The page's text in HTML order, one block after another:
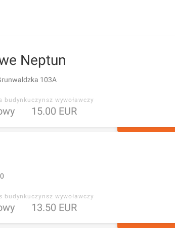
Neptun
103A
budynkuczynsz wywoławczy
15.00 EUR
budynkuczynsz wywoławczy
13.50 EUR